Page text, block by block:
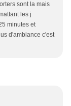
sont la mais
les j
minutes et
d'ambiance c'est